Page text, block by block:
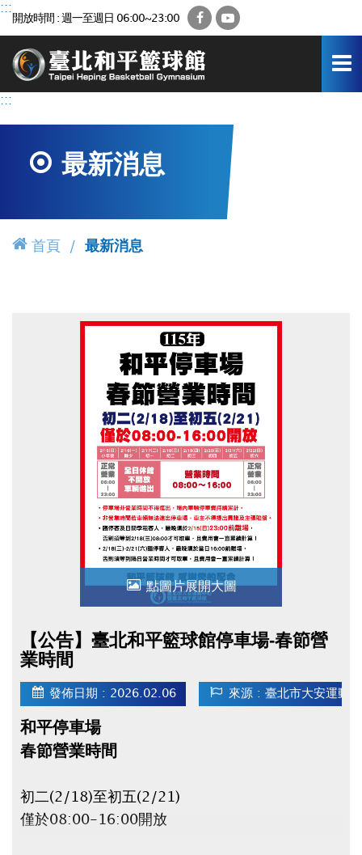
跳
容
:::
開放時間 : 週一至週日 06:00~23:00 FacebookYouTube
:::
最新消息
首頁 最新消息
點圖片展開大圖
【公告】臺北和平籃球館停車場-春節營
業時間
發佈日期 : 2026.02.06 來源 : 臺北市大安運動
和平停車場
春節營業時間
初二(2/18)至初五(2/21)
僅於08:00-16:00開放